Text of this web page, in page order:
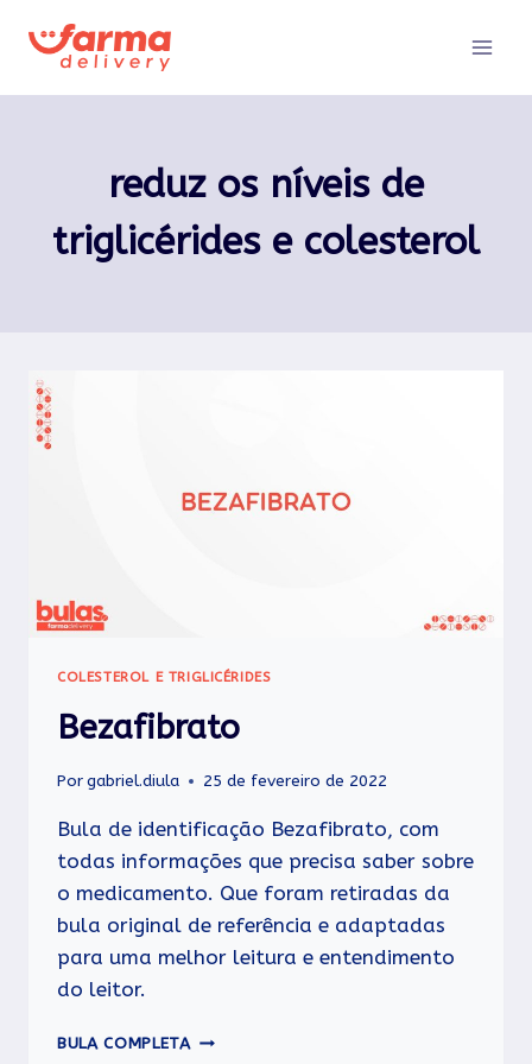
para
reduz os níveis de
triglicérides e colesterol
COLESTEROL E TRIGLICÉRIDES
Bezafibrato
Porgabriel.diula 25 de fevereiro de 2022
Bula de identificação Bezafibrato, com
todas informações que precisa saber sobre
o medicamento. Que foram retiradas da
bula original de referência e adaptadas
para uma melhor leitura e entendimento
do leitor.
BULA COMPLETA BEZAFIBRATO